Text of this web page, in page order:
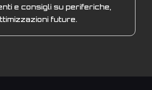
e consigli su periferiche,
future.